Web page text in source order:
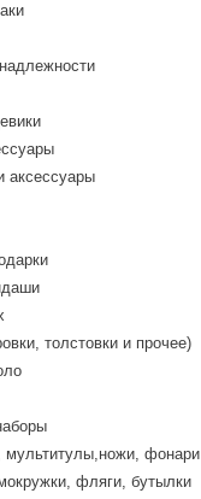
аксессуары
толстовки и прочее)
мультитулы,ножи, фонари
фляги, бутылки